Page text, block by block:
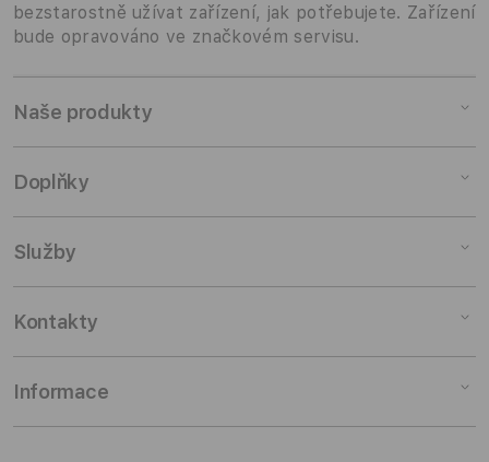
bezstarostně užívat zařízení, jak potřebujete. Zařízení
bude opravováno ve značkovém servisu.
Naše produkty
iPhone
AirPods
Doplňky
Doplňky
Doplňky pro Mac
Doplňky pro iPhone
Doplňky pro AirPods
Služby
Pronájem
Slevy pro studenty
Kontakty
Odběr novinek
Informace